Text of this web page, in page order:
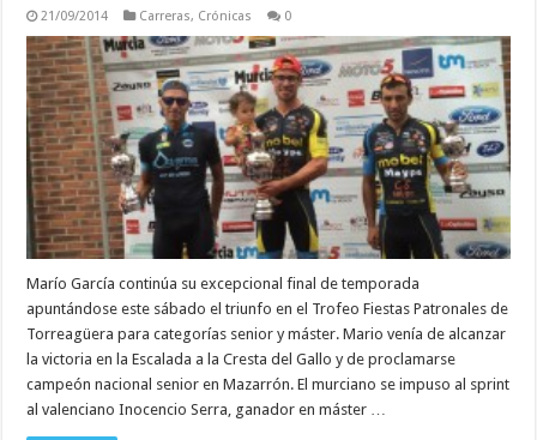
21/09/2014 Carreras, Crónicas 0
Marío García continúa su excepcional final de temporada
apuntándose este sábado el triunfo en el Trofeo Fiestas Patronales de
Torreagüera para categorías senior y máster. Mario venía de alcanzar
la victoria en la Escalada a la Cresta del Gallo y de proclamarse
campeón nacional senior en Mazarrón. El murciano se impuso al sprint
al valenciano Inocencio Serra, ganador en máster …